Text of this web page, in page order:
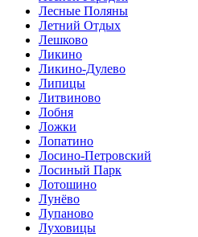
Лесные Поляны
Летний Отдых
Лешково
Ликино
Ликино-Дулево
Липицы
Литвиново
Лобня
Ложки
Лопатино
Лосино-Петровский
Лосиный Парк
Лотошино
Лунёво
Лупаново
Луховицы